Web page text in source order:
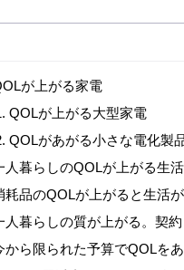
が上がる家電
QOLが上がる大型家電
QOLがあがる小さな電化製
人暮らしのQOLが上がる生
耗品のQOLが上がると生活
人暮らしの質が上がる。契
から限られた予算でQOLを